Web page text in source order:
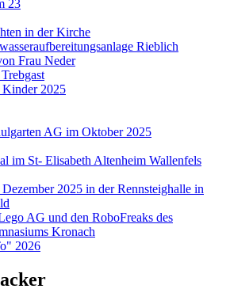
23
in der Kirche
Rieblich
Frau Neder
2025
AG im Oktober 2025
im St- Elisabeth Altenheim Wallenfels
2025 in der Rennsteighalle in
AG und den RoboFreaks des
Kronach
2026